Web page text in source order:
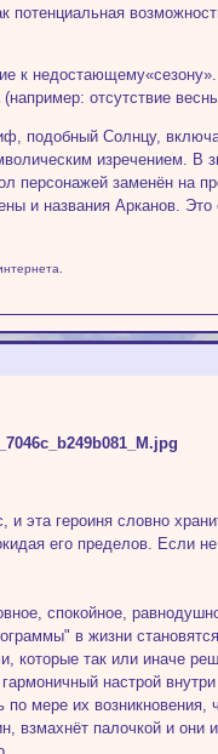
потенциальная
к
отсутствие
подобный Солнцу,
изречением.
персонажей заменён на
и названия Арканов.
эта героиня словно
его пределов. Если
спокойное,
в жизни
так или иначе
настрой
мере их
палочкой и они